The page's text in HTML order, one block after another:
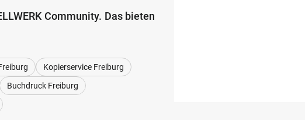
Community. Das bieten
Kopierservice Freiburg
Buchdruck Freiburg